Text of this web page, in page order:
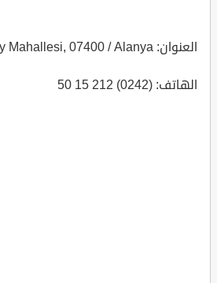
العنوان: Saray Mahallesi, 07400 / Alanya
الهاتف: (0242) 212 15 50